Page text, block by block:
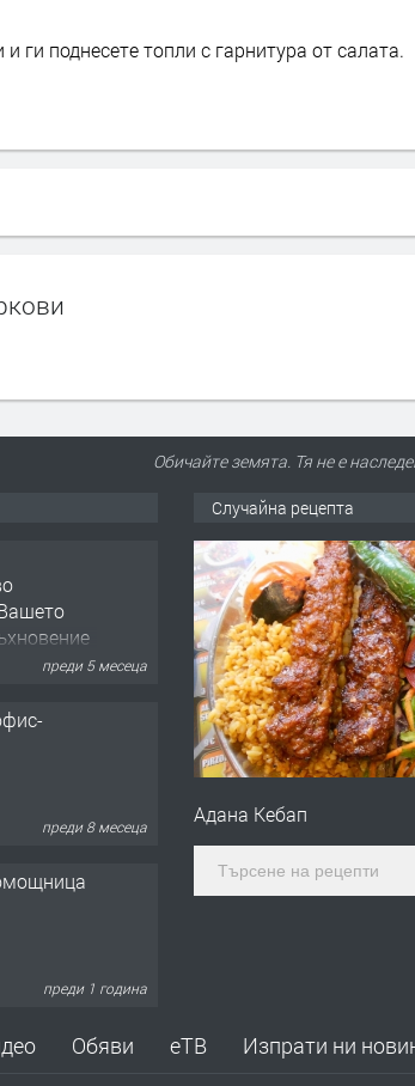
ги поднесете топли с гарнитура от салата.
Обичайте земята. Тя не е
преди 5 месеца
преди 8 месеца
преди 1 година
Случайна рецепта
Адана Кебап
Обяви еТВ Изпрати ни